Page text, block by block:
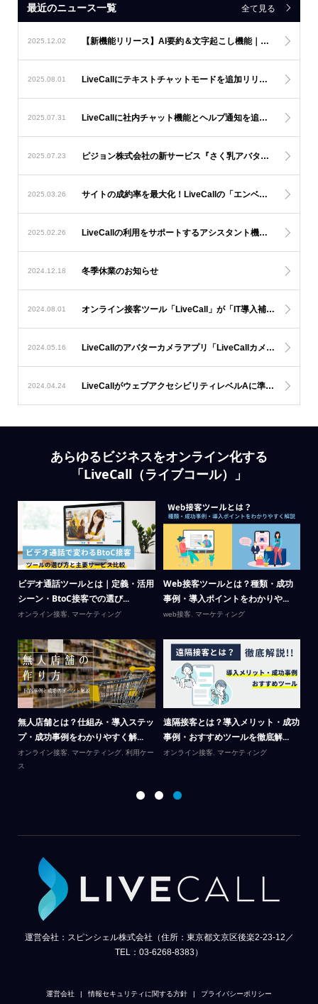
最近のニュース一覧 全て見る
2025.12.02 【新機能リリース】AI要約＆文字起こし機能｜オペレーターの負担軽減とナレッジの見える化を推進
2025.08.01 LiveCallにテキストチャットモードを追加リリース！
2025.07.31 LiveCallに社内チャット機能とヘルプ通知を追加！
2025.07.23 ピジョン株式会社の新サービス『さく乳アバターサポート』にLiveCallが採用
2025.03.26 サイトの成約率を最大化！LiveCallの「エンベッド通話」で“知りたい瞬間”に即対応
2025.02.26 LiveCallの利用をサポートするアシスタント機能！
2024.12.18 冬季休業のお知らせ
2024.08.01 オンライン接客ツール「LiveCall」が「IT導入補助金2024」の対象ツールに認定
2024.05.16 LiveCallのアバターカメラアプリ「LiveCallカメラ」リリース！
2024.04.24 LiveCallがウェブアクセシビリティレベルAに準拠、レベルAAに一部準拠しました
あらゆるビジネスをオンライン化する
「LiveCall（ライブコール）」
ビデオ通話ツールとは｜定義・活用
シーン・BtoC接客での選び...
オンライン接客, マーケティング
Web接客ツールとは？種類・成功
事例・導入ポイントをわかりや...
web接客, マーケティング
無人店舗とは？仕組み・導入ステッ
プ・成功事例をわかりやすく解...
オンライン接客 マーケティング, 利用ケー
ス
遠隔接客とは？導入メリット・成功
事例・おすすめツールを徹底解...
オンライン接客 マーケティング
運営会社：スピンシェル株式会社（住所：東京都文京区後楽2-23-12／
TEL：03-6268-8383）
運営会社 情報セキュリティに関する方針 プライバシーポリシー